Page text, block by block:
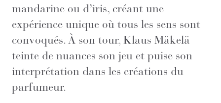
mandarine ou d’iris, créant une
expérience unique où tous les sens sont
convoqués. À son tour, Klaus Mäkelä
teinte de nuances son jeu et puise son
interprétation dans les créations du
parfumeur.